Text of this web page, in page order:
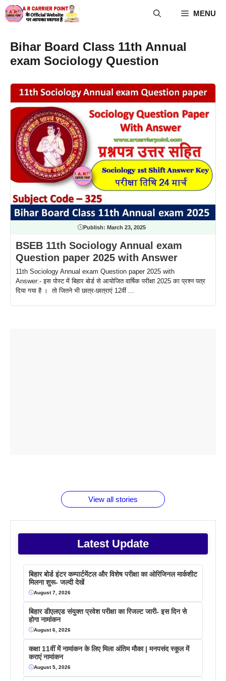
Skip
to
MENU
Bihar Board Class 11th Annual
exam Sociology Question
Publish: March 23, 2025
BSEB 11th Sociology Annual exam
Question paper 2025 with Answer
11th Sociology Annual exam Question paper 2025 with
Answer:- इस पोस्ट में बिहार बोर्ड से आयोजित वार्षिक परीक्षा 2025 का प्रश्न पत्र
दिया गया है । तो जितने भी छात्र-छात्राएं 12वीं ...
View all stories
Latest Update
बिहार बोर्ड इंटर कम्पार्टमेंटल और विशेष परीक्षा का ओरिजिनल मार्कशीट
मिलना शुरू- जल्दी देखें
August 7, 2026
बिहार डीएलएड संयुक्त प्रवेश परीक्षा का रिजल्ट जारी- इस दिन से
होगा नामांकन
August 6, 2026
कक्षा 11वीं में नामांकन के लिए मिला अंतिम मौका | मनपसंद स्कूल में
कराएं नामांकन
August 5, 2026